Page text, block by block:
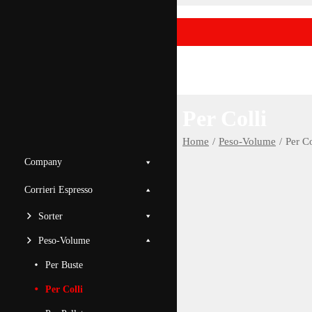
Company
Corrieri Espresso
Sorter
Peso-Volume
Per Buste
Per Colli
Home Peso-Volume Per